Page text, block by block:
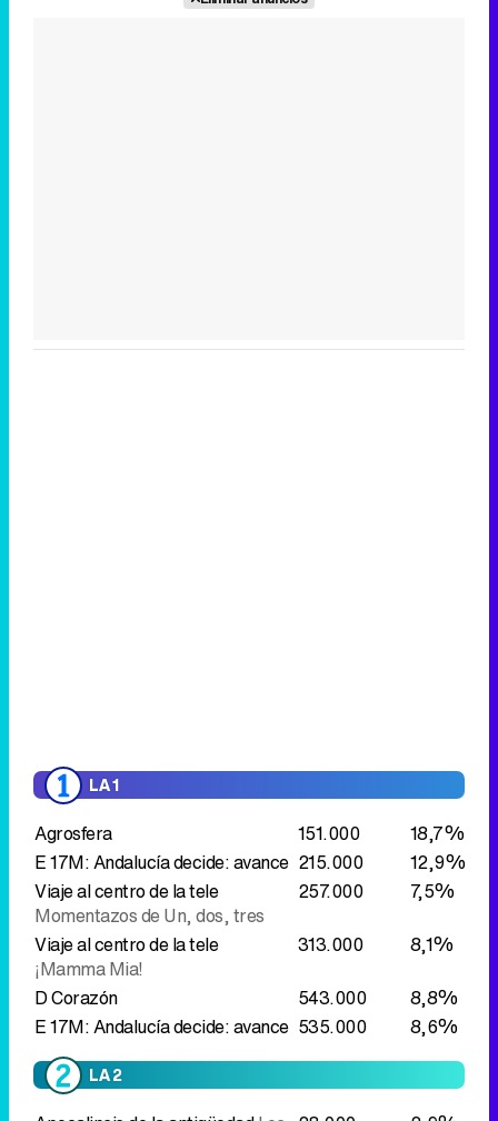
Momentazos de Un, dos, tres
Viaje al centro de la tele
313.000
8,1%
D Corazón
543.000
8,8%
E 17M: Andalucía decide: avance 535.000 8,6%
LA 2
Apocalipsis de la antigüedad
vikingos de Groenlandia
Los conciertos de La 2Orquesta 41.000
2,8%
Medina